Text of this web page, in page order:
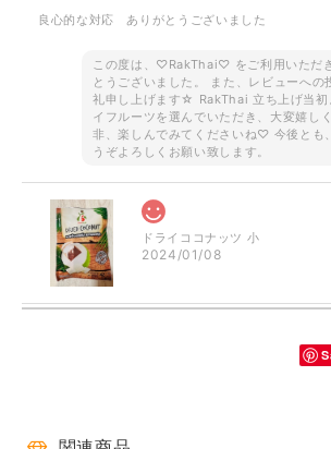
良心的な対応 ありがとうございました
この度は、♡RakThai♡ をご利用いただ
とうございました。 また、レビューへの
礼申し上げます☆ RakThai 立ち上げ当初
イフルーツを選んでいただき、大変嬉し
非、楽しんでみてくださいね♡ 今後とも
うぞよろしくお願い致します。
ドライココナッツ 小
2024/01/08
ご予約品です！ ロータス 半袖
一目惚れ✾で即買いしました。見たままのとっても